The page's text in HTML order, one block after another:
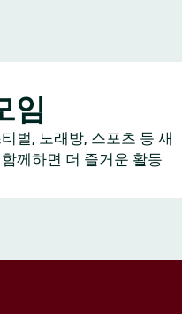
임
벌, 노래방, 스포츠 등 새
께하면 더 즐거운 활동